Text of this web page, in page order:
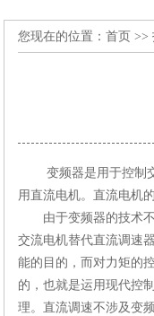
您现在的位置： 首页 >>
变频器是用于控制交
用直流电机。直流电机
由于变频器的技术不
交流电机替代直流调速
能的目的，而对力矩的
的，也就是运用现代控
理。直流调速不涉及变